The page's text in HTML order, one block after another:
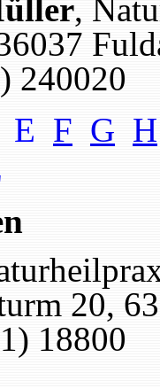
,
240020
E F G H
20,
18800